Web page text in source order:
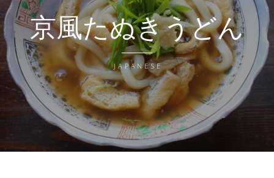
京風たぬきうどん
JAPANESE